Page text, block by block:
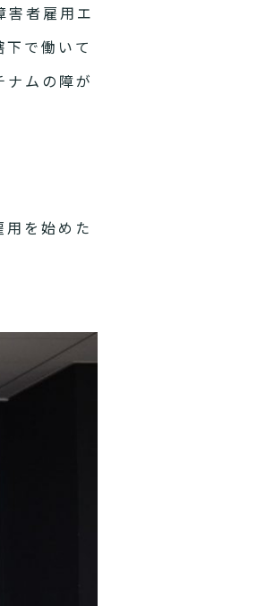
者雇用エ
で働いて
ムの障が
を始めた